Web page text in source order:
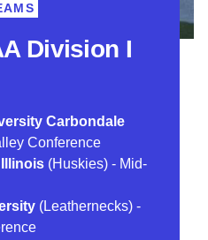
Division I
Carbondale
Conference
(Huskies) - Mid-
(Leathernecks) -